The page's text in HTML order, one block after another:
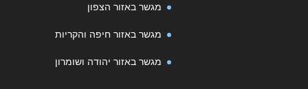
מגשר באזור הצפון
מגשר באזור חיפה והקריות
מגשר באזור יהודה ושומרון